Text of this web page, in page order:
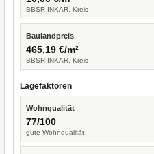
BBSR INKAR, Kreis
Baulandpreis
465,19 €/m²
BBSR INKAR, Kreis
Lagefaktoren
Wohnqualität
77/100
gute Wohnqualität